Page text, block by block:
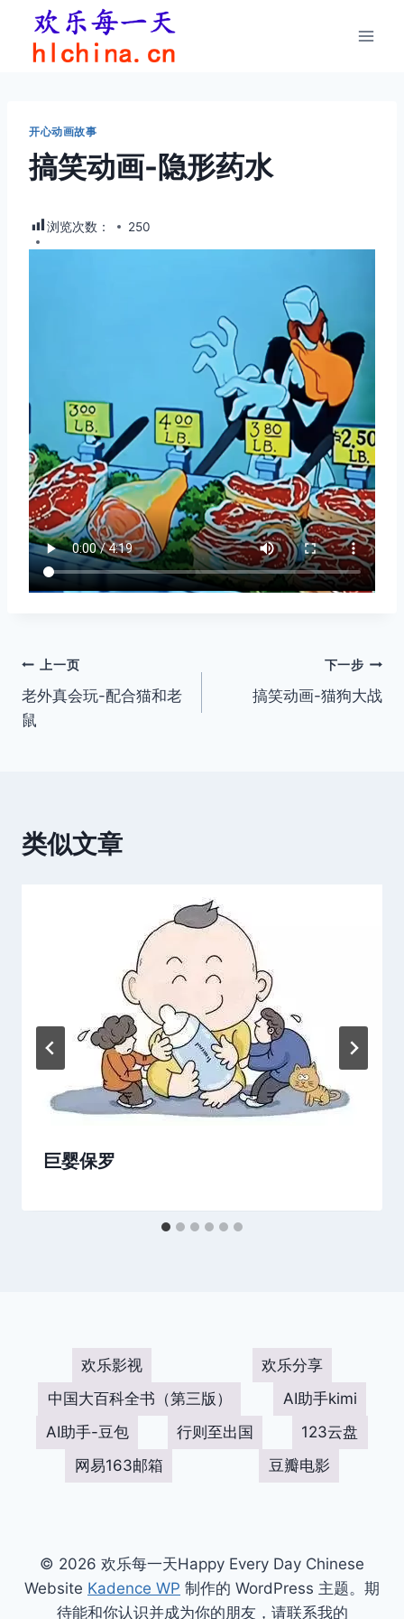
开心动画故事
搞笑动画-隐形药水
浏览次数： 250
文
章
上一页
老外真会玩-配合猫和老
鼠
下一步
搞笑动画-猫狗大战
类似文章
巨婴保罗
欢乐影视
欢乐分享
中国大百科全书（第三版）
AI助手kimi
AI助手-豆包
行则至出国
123云盘
网易163邮箱
豆瓣电影
© 2026 欢乐每一天Happy Every Day Chinese
Website Kadence WP 制作的 WordPress 主题。期
待能和你认识并成为你的朋友，请联系我的